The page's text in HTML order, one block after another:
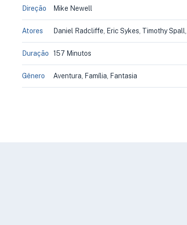
Direção Mike Newell
Atores Daniel Radcliffe, Eric Sykes, Timothy
Duração 157 Minutos
Gênero Aventura, Família, Fantasia